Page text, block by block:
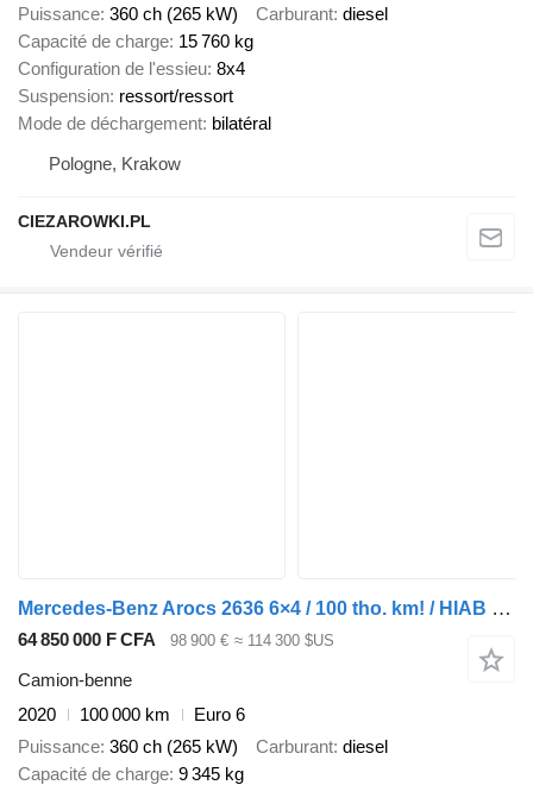
Puissance 360 ch (265 kW) Carburant diesel
Capacité de charge 15 760 kg
Configuration de l'essieu 8x4
Suspension ressort/ressort
Mode de déchargement bilatéral
Pologne, Krakow
CIEZAROWKI.PL
Mercedes-Benz Arocs 2636 6×4 / 100 tho. km! / HIAB crane / rotator / 3-way tip
64 850 000 F CFA 98 900 € ≈ 114 300 $US
Camion-benne
2020
100 000 km
Euro 6
Puissance 360 ch (265 kW) Carburant diesel
Capacité de charge 9 345 kg